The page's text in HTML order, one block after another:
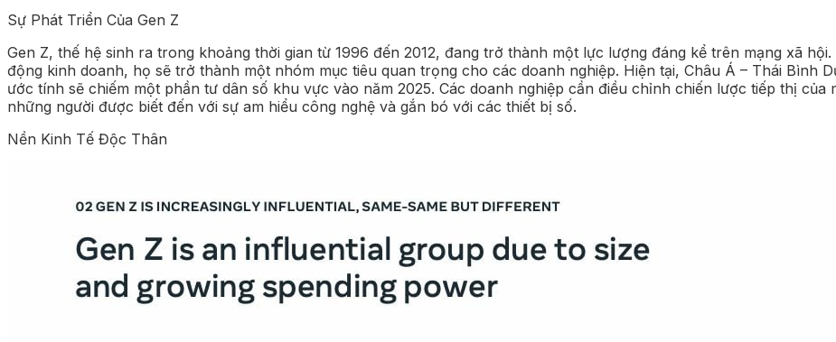
Sự Phát Triển Của Gen Z
Gen Z, thế hệ sinh ra trong khoảng thời gian từ 1996 đến 2012, đang trở thành một lực lượng đáng kể trên mạng xã
động kinh doanh, họ sẽ trở thành một nhóm mục tiêu quan trọng cho các doanh nghiệp. Hiện tại, Châu Á – Thái Bình
ước tính sẽ chiếm một phần tư dân số khu vực vào năm 2025. Các doanh nghiệp cần điều chỉnh chiến lược tiếp thị
những người được biết đến với sự am hiểu công nghệ và gắn bó với các thiết bị số.
Nền Kinh Tế Độc Thân